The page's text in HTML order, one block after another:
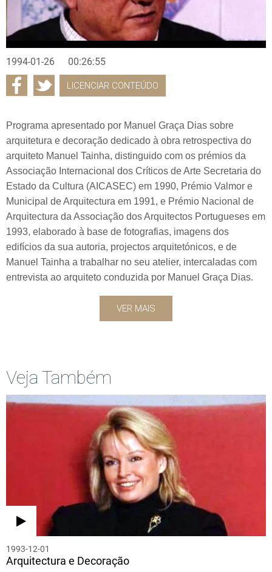
1994-01-26 00:26:55
LICENCIAR CONTEÚDO
Programa apresentado por Manuel Graça Dias sobre
arquitetura e decoração dedicado à obra retrospectiva do
arquiteto Manuel Tainha, distinguido com os prémios da
Associação Internacional dos Críticos de Arte Secretaria do
Estado da Cultura (AICASEC) em 1990, Prémio Valmor e
Municipal de Arquitectura em 1991, e Prémio Nacional de
Arquitectura da Associação dos Arquitectos Portugueses em
1993, elaborado à base de fotografias, imagens dos
edifícios da sua autoria, projectos arquitetónicos, e de
Manuel Tainha a trabalhar no seu atelier, intercaladas com
entrevista ao arquiteto conduzida por Manuel Graça Dias.
VER MAIS
Veja Também
1993-12-01
Arquitectura e Decoração